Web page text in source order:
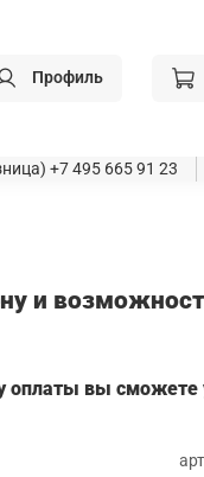
Профиль
+7 495 665 91 23
и
оплаты вы сможете